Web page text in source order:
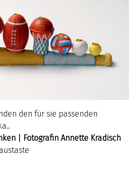
den für sie passenden
| Fotografin Annette Kradisch